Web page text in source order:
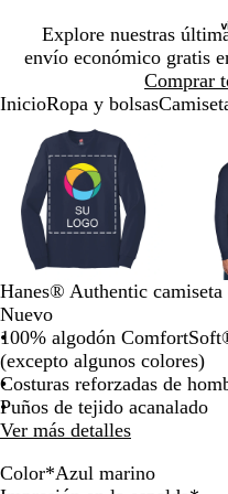
Explore nuestras
envío económico gratis
Comprar
Diapositiva
1
InicioRopa y bolsas
Imagen
ampliable
con
zoom
Ampliado
al
mínimo
Haga
clic
para
expandir
Use
la
tecla
de
más
y
menos
para
acercar/alejar
con
zoom
y
teclas
Diapositiva
Hanes® Authentic camiseta
Nuevo
100% algodón
(excepto algunos colores)
Costuras reforzadas de
Puños de tejido acanalado
Ver más detalles
Color*Azul marino